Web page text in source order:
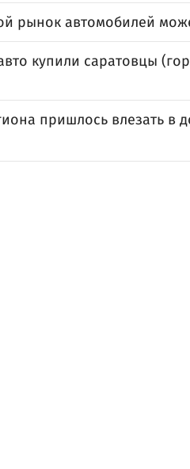
рынок автомобилей
купили саратовцы
пришлось влезать в